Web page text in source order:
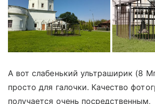
А вот слабенький ультраширик (8
просто для галочки. Качество
получается очень посредственным,